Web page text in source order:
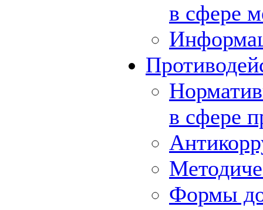
в сфере
в сфере
Формы